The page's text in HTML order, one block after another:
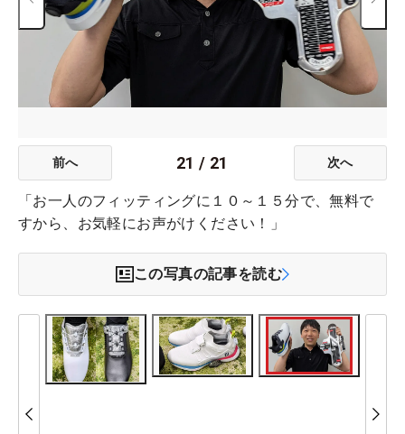
前へ 21 / 21 次へ
「お一人のフィッティングに１０～１５分で、無料で
すから、お気軽にお声がけください！」
この写真の記事を読む